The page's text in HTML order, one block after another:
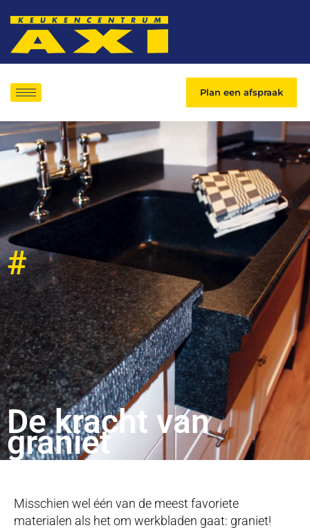
Plan een afspraak
#
De kracht van
graniet
Misschien wel één van de meest favoriete
materialen als het om werkbladen gaat: graniet!